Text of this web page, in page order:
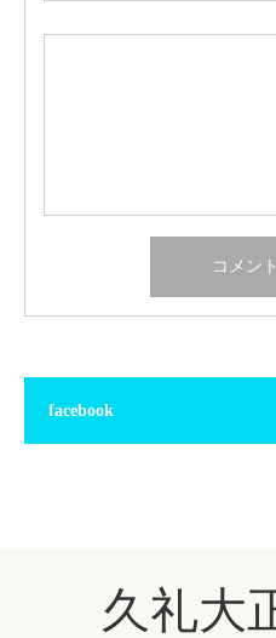
facebook
久礼大